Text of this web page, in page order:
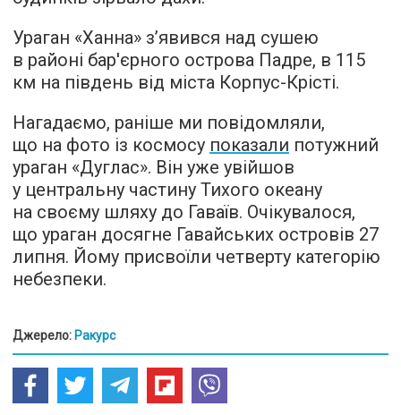
Ураган «Ханна» з’явився над сушею
в районі бар'єрного острова Падре, в 115
км на південь від міста Корпус-Крісті.
Нагадаємо, раніше ми повідомляли,
що на фото із космосу показали потужний
ураган «Дуглас». Він уже увійшов
у центральну частину Тихого океану
на своєму шляху до Гаваїв. Очікувалося,
що ураган досягне Гавайських островів 27
липня. Йому присвоїли четверту категорію
небезпеки.
Джерело: Ракурс